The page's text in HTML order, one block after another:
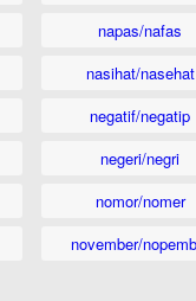
napas/nafas
nasihat/nasehat
negatif/negatip
negeri/negri
nomor/nomer
november/